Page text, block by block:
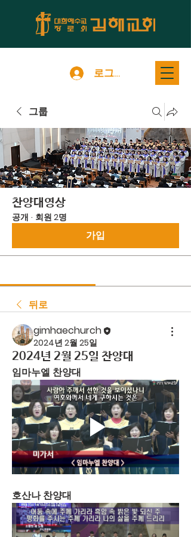
로그인
그룹
찬양대영상
공개 · 회원 2명
가입
뒤로
gimhaechurch
2024년 2월 25일
2024년 2월 25일 찬양대
임마누엘 찬양대
호산나 찬양대